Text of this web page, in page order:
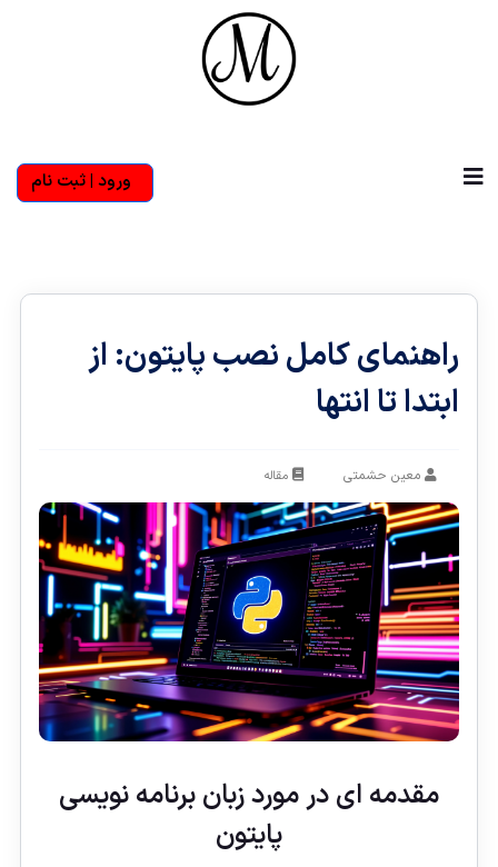
ورود | ثبت نام
راهنمای کامل نصب پایتون: از
ابتدا تا انتها
معین حشمتی مقاله
مقدمه ای در مورد زبان برنامه نویسی
پایتون